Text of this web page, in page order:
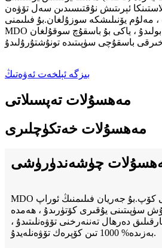
ئېرىتىش نۇقتىسىدىن سەل تۆۋەن
، مەلۇم يۆنىلىشكە سوزۇلغان.بۇ فىلىمنى
MDO ماشىنىسىغا چىقارغىلى بولىدۇ ، ياكى بۇ باسقۇچ سوقۇلغان
بىزگە ئېلخەت ئەۋەتىڭ
مەھسۇلات تەپسىلاتى
مەھسۇلات خەتكۈچلىرى
چۈشەندۈرۈشى
MDO تېخنىكىسىنىڭ پايدىسى كۆپ.بۇ جەريان فىلىمنىڭ ئوراپ
سۈپىتىنى يۇقىرى كۆتۈرىدۇ ، ھەمدە
دەرھال تەننەرخنى تۆۋەنلىتىدۇ ،
بەزىدە% 1000 تىن كۆپرەك تۆۋەنلەيدۇ.